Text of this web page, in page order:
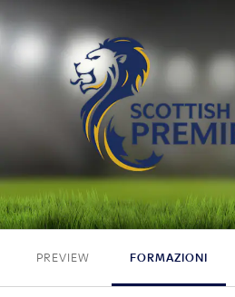
1 - 1
PREVIEW FORMAZIONI